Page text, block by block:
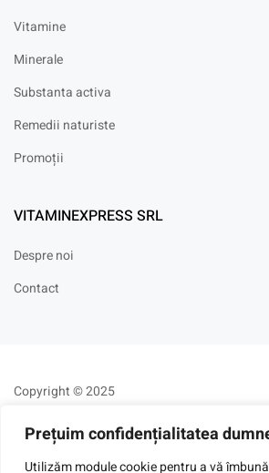
Prețuim confidențialitatea
Utilizăm module cookie pentru a vă
Vitamine
Minerale
Substanta activa
Remedii naturiste
Promoții
VITAMINEXPRESS SRL
Despre noi
Contact
Copyright © 2025